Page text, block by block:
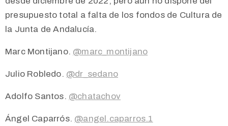
presupuesto total a falta de los fondos de Cultura de
la Junta de Andalucía.
Marc Montijano. @marc_montijano
Julio Robledo. @dr_sedano
Adolfo Santos. @chatachov
Ángel Caparrós. @angel.caparros.1